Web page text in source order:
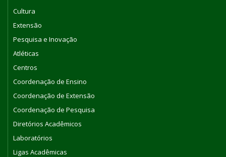
Cultura
Extensão
Pesquisa e Inovação
Atléticas
Centros
Coordenação de Ensino
Coordenação de Extensão
Coordenação de Pesquisa
Diretórios Acadêmicos
Laboratórios
Ligas Acadêmicas